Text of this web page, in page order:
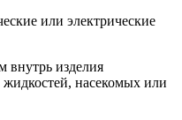
или электрические
внутрь изделия
насекомых или